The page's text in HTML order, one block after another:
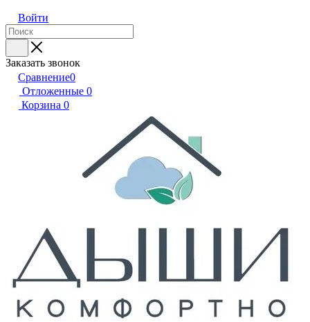
Войти
Заказать звонок
Сравнение0
Отложенные 0
Корзина 0